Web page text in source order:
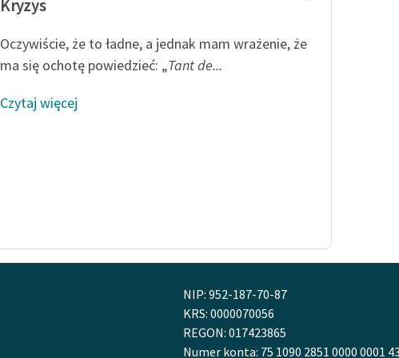
Kryzys
Oczywiście, że to ładne, a jednak mam wrażenie, że
ma się ochotę powiedzieć: „Tant de...
Czytaj więcej
NIP: 952-187-70-87
KRS: 0000070056
REGON: 017423865
Numer konta: 75 1090 2851 0000 0001